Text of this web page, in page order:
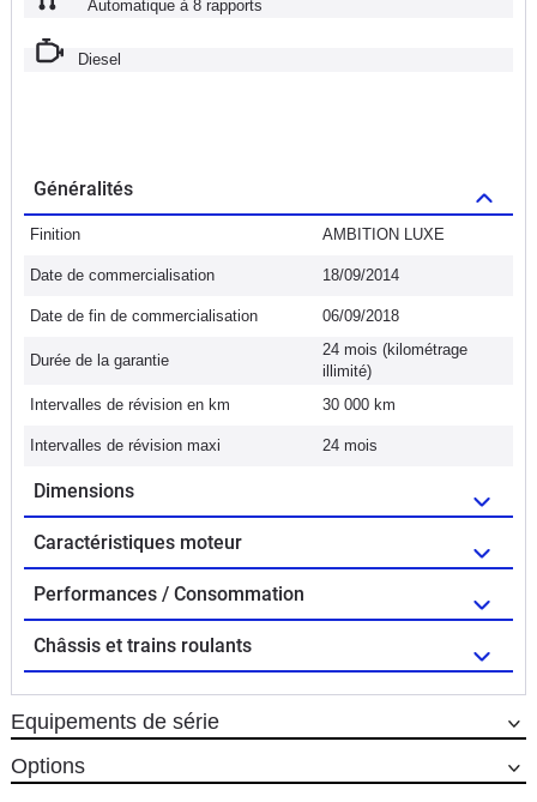
Automatique à 8 rapports
Diesel
Généralités
Finition AMBITION LUXE
Date de commercialisation 18/09/2014
Date de fin de commercialisation 06/09/2018
Durée de la garantie
24 mois (kilométrage
illimité)
Intervalles de révision en km
30 000 km
Intervalles de révision maxi 24 mois
Dimensions
Caractéristiques moteur
Performances / Consommation
Châssis et trains roulants
Equipements de série
Options